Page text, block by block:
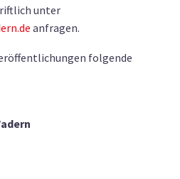
unter
anfragen.
folgende